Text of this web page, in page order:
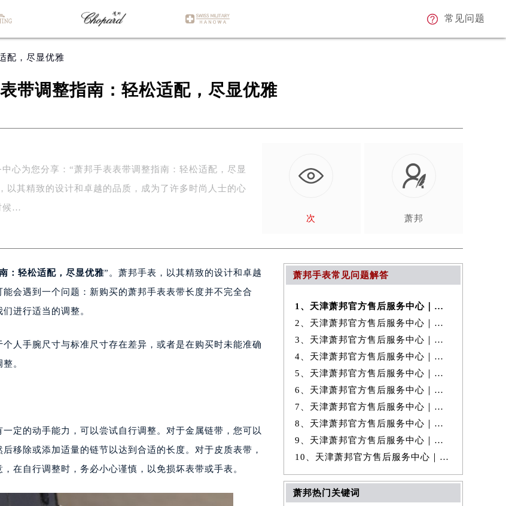
常见问题
配，尽显优雅
带调整指南：轻松适配，尽显优雅
心为您分享：“萧邦手表表带调整指南：轻松适配，尽显
以其精致的设计和卓越的品质，成为了许多时尚人士的心
候…
次
萧邦
：轻松适配，尽显优雅”。萧邦手表，以其精致的设计和卓越
会遇到一个问题：新购买的萧邦手表表带长度并不完全合
进行适当的调整。
手腕尺寸与标准尺寸存在差异，或者是在购买时未能准确
。
的动手能力，可以尝试自行调整。对于金属链带，您可以
移除或添加适量的链节以达到合适的长度。对于皮质表带，
在自行调整时，务必小心谨慎，以免损坏表带或手表。
萧邦手表常见问题解答
1、天津萧邦官方售后服务中心｜最新地址及官方售后电话权威信息公示（20
2、天津萧邦官方售后服务中心｜最新热线和完整维修地址权威信息公示（20
3、天津萧邦官方售后服务中心｜全新维修地址和客服热线权威信息公示（20
4、天津萧邦官方售后服务中心｜网点地址与24小时客服热线权威信息公示
5、天津萧邦官方售后服务中心｜最新热线及维修地址权威信息公示（2026年
6、天津萧邦官方售后服务中心｜官方电话及服务网点地址权威信息公示（20
7、天津萧邦官方售后服务中心｜全新地址及服务热线权威信息公示（2026年
8、天津萧邦官方售后服务中心｜网点地址及客服电话权威信息公示（2026年
9、天津萧邦官方售后服务中心｜全部网点地址与热线权威信息公示（2026年
10、天津萧邦官方售后服务中心｜全新维修地址及客服热线权威信息公示（20
萧邦热门关键词